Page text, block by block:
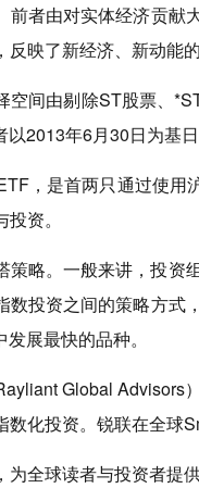
者由对实体经济贡
映了新经济、新动能的
空间由剔除ST股票、
2013年6月30日为基日
，是首两只通过使
资。
策略。一般来讲，投
投资之间的策略方
展最快的品种。
Global Advisors
化投资。锐联在全球
全球读者与投资者提